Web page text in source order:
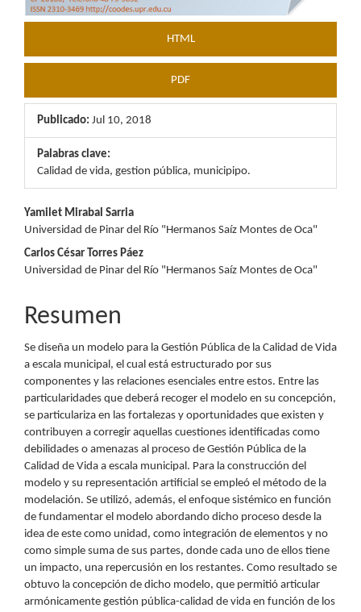
HTML
PDF
Publicado: Jul 10, 2018
Palabras clave:
Calidad de vida, gestion pública, municipipo.
Contenido
principal
del
artículo
Yamilet Mirabal Sarria
Universidad de Pinar del Río "Hermanos Saíz Montes de Oca"
Carlos César Torres Páez
Universidad de Pinar del Río "Hermanos Saíz Montes de Oca"
Resumen
Se diseña un modelo para la Gestión Pública de la Calidad de Vida
a escala municipal, el cual está estructurado por sus
componentes y las relaciones esenciales entre estos. Entre las
particularidades que deberá recoger el modelo en su concepción,
se particulariza en las fortalezas y oportunidades que existen y
contribuyen a corregir aquellas cuestiones identificadas como
debilidades o amenazas al proceso de Gestión Pública de la
Calidad de Vida a escala municipal. Para la construcción del
modelo y su representación artificial se empleó el método de la
modelación. Se utilizó, además, el enfoque sistémico en función
de fundamentar el modelo abordando dicho proceso desde la
idea de este como unidad, como integración de elementos y no
como simple suma de sus partes, donde cada uno de ellos tiene
un impacto, una repercusión en los restantes. Como resultado se
obtuvo la concepción de dicho modelo, que permitió articular
armónicamente gestión pública-calidad de vida en función de los